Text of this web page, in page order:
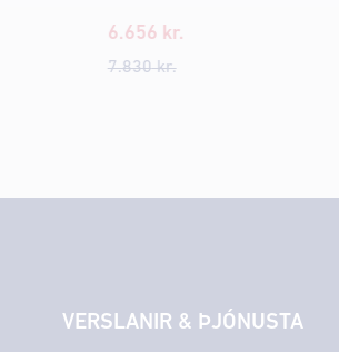
6.656 kr.
7.830kr.
VERSLANIR & ÞJÓNUSTA